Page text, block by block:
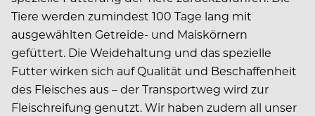
Tiere werden zumindest 100 Tage lang mit
ausgewählten Getreide- und Maiskörnern
gefüttert. Die Weidehaltung und das spezielle
Futter wirken sich auf Qualität und Beschaffenheit
des Fleisches aus – der Transportweg wird zur
Fleischreifung genutzt. Wir haben zudem all unser